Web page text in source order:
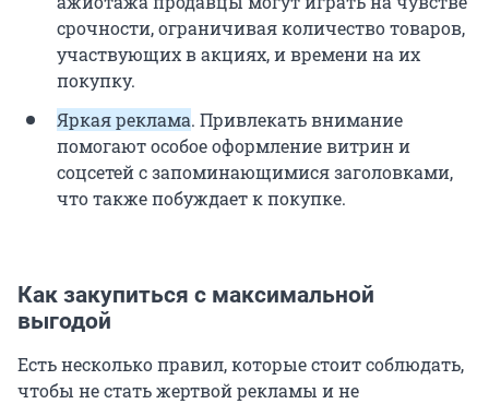
срочности, ограничивая количество товаров,
участвующих в акциях, и времени на их
покупку.
Яркая реклама. Привлекать внимание
помогают особое оформление витрин и
соцсетей с запоминающимися заголовками,
что также побуждает к покупке.
Как закупиться с максимальной
выгодой
Есть несколько правил, которые стоит соблюдать,
чтобы не стать жертвой рекламы и не